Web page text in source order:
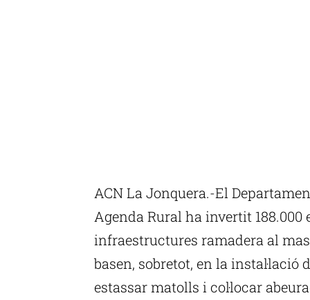
ACN La Jonquera.-El
Agenda Rural ha invertit
infraestructures ramadera al
basen, sobretot, en la instal·lació
estassar matolls i col·locar